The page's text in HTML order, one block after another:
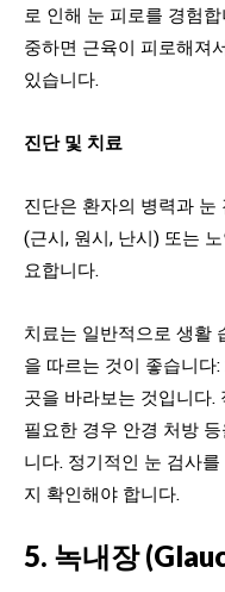
로 인해 눈 피로를 경험
중하면 근육이 피로해져
있습니다.
진단 및 치료
진단은 환자의 병력과
(근시, 원시, 난시) 또는
요합니다.
치료는 일반적으로 생활
을 따르는 것이 좋습니다
곳을 바라보는 것입니다.
필요한 경우 안경 처방
니다. 정기적인 눈 검사
지 확인해야 합니다.
5. 녹내장